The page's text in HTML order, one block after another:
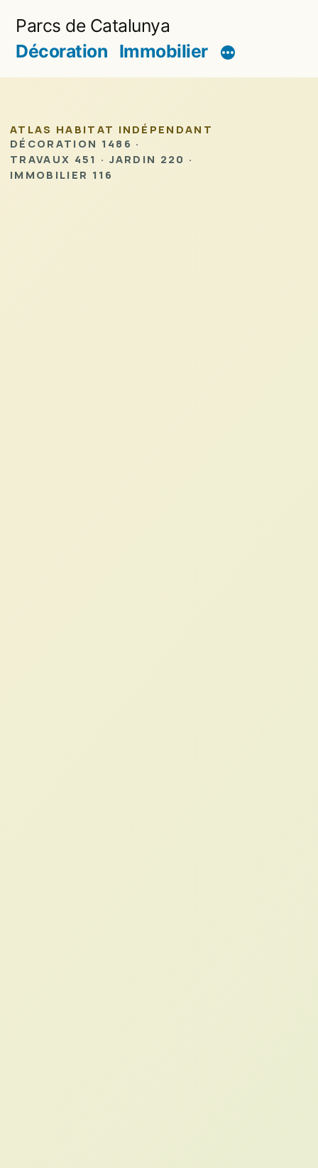
au
Parcs de Catalunya
Décoration Immobilier
ATLAS HABITAT INDÉPENDANT
DÉCORATION 1486 ·
TRAVAUX 451 · JARDIN 220 ·
IMMOBILIER 116